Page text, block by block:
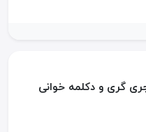
گری و دکلمه خوانی